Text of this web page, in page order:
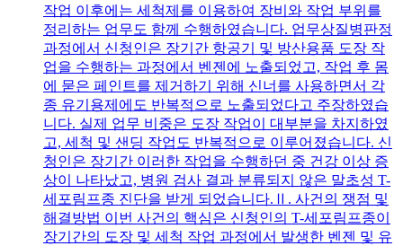
작업 이후에는 세척제를 이용하여 장비와 작업 부위를
정리하는 업무도 함께 수행하였습니다. 업무상질병판정
과정에서 신청인은 장기간 항공기 및 방산용품 도장 작
업을 수행하는 과정에서 벤젠에 노출되었고, 작업 후 몸
에 묻은 페인트를 제거하기 위해 신너를 사용하면서 각
종 유기용제에도 반복적으로 노출되었다고 주장하였습
니다. 실제 업무 비중은 도장 작업이 대부분을 차지하였
고, 세척 및 샌딩 작업도 반복적으로 이루어졌습니다. 신
청인은 장기간 이러한 작업을 수행하던 중 건강 이상 증
상이 나타났고, 병원 검사 결과 분류되지 않은 말초성 T-
세포림프종 진단을 받게 되었습니다.Ⅱ. 사건의 쟁점 및
해결방법 이번 사건의 핵심은 신청인의 T-세포림프종이
장기간의 도장 및 세척 작업 과정에서 발생한 벤젠 및 유